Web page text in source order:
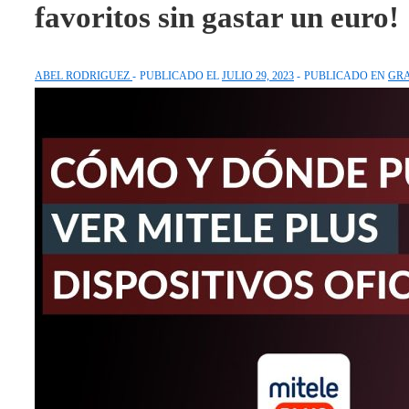
favoritos sin gastar un euro!
ABEL RODRIGUEZ PUBLICADO EL JULIO 29, 2023 PUBLICADO EN